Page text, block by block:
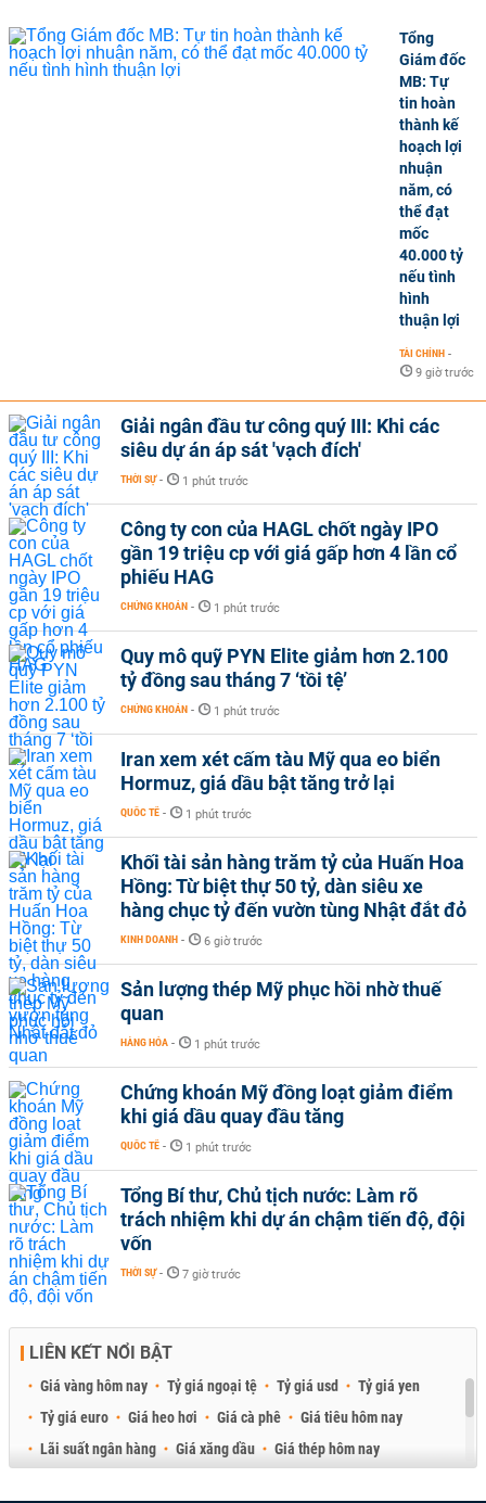
Tổng
Giám đốc
MB: Tự
tin hoàn
thành kế
hoạch lợi
nhuận
năm, có
thể đạt
mốc
40.000 tỷ
nếu tình
hình
thuận lợi
TÀI CHÍNH -
9 giờ trước
Giải ngân đầu tư công quý III: Khi các
siêu dự án áp sát 'vạch đích'
THỜI SỰ - 1 phút trước
Công ty con của HAGL chốt ngày IPO
gần 19 triệu cp với giá gấp hơn 4 lần cổ
phiếu HAG
CHỨNG KHOÁN - 1 phút trước
Quy mô quỹ PYN Elite giảm hơn 2.100
tỷ đồng sau tháng 7 ‘tồi tệ’
CHỨNG KHOÁN - 1 phút trước
Iran xem xét cấm tàu Mỹ qua eo biển
Hormuz, giá dầu bật tăng trở lại
QUỐC TẾ - 1 phút trước
Khối tài sản hàng trăm tỷ của Huấn Hoa
Hồng: Từ biệt thự 50 tỷ, dàn siêu xe
hàng chục tỷ đến vườn tùng Nhật đắt đỏ
KINH DOANH - 6 giờ trước
Sản lượng thép Mỹ phục hồi nhờ thuế
quan
HÀNG HÓA - 1 phút trước
Chứng khoán Mỹ đồng loạt giảm điểm
khi giá dầu quay đầu tăng
QUỐC TẾ - 1 phút trước
Tổng Bí thư, Chủ tịch nước: Làm rõ
trách nhiệm khi dự án chậm tiến độ, đội
vốn
THỜI SỰ - 7 giờ trước
LIÊN KẾT NỔI BẬT
Giá vàng hôm nay Tỷ giá ngoại tệ Tỷ giá usd
Tỷ giá yen
Tỷ giá euro
Giá heo hơi Giá cà phê
Giá tiêu hôm nay
Lãi suất ngân hàng
Giá xăng dầu
Giá thép hôm nay